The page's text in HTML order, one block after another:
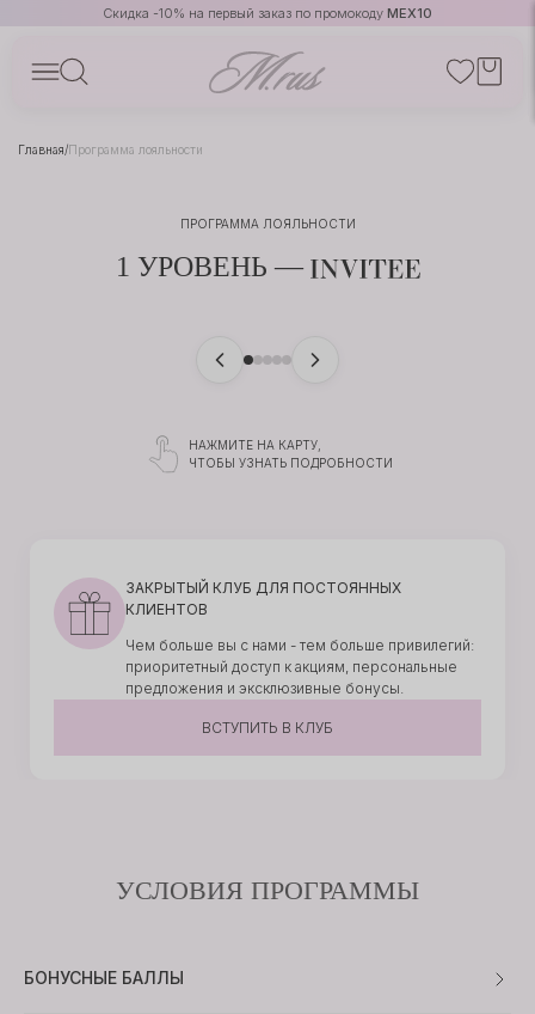
Скидка -10% на первый заказ по промокоду MEX10
Главная/Программа лояльности
ПРОГРАММА ЛОЯЛЬНОСТИ
1 УРОВЕНЬ —
Регистрация
Бонус на день рождения — 1 000 ₽
за неделю до и неделю после
Уведомления о новинках и акциях
узнавайте первыми о новых
НАЖМИТЕ НА КАРТУ,
ЧТОБЫ УЗНАТЬ ПОДРОБНОСТИ
ЗАКРЫТЫЙ КЛУБ ДЛЯ ПОСТОЯННЫХ
КЛИЕНТОВ
Чем больше вы с нами - тем больше привилегий:
приоритетный доступ к акциям, персональные
предложения и эксклюзивные бонусы.
ВСТУПИТЬ В КЛУБ
УСЛОВИЯ ПРОГРАММЫ
БОНУСНЫЕ БАЛЛЫ